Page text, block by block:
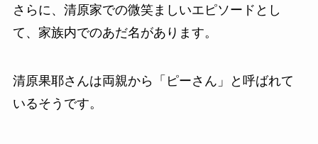
さらに、清原家での微笑ましいエピソードとし
て、家族内でのあだ名があります。
清原果耶さんは両親から「ピーさん」と呼ばれて
いるそうです。